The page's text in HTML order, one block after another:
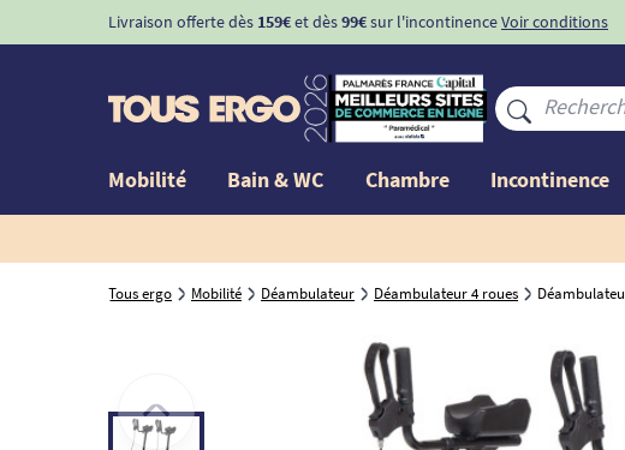
Livraison offerte dès 159€et dès99€sur l'incontinenceVoir conditions
Mobilité Bain & WC Chambre Incontinence
Tous ergo Mobilité Déambulateur Déambulateur 4 roues